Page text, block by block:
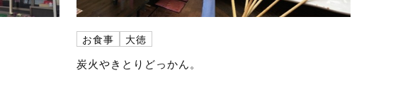
お食事 大徳
炭火やきとりどっかん。